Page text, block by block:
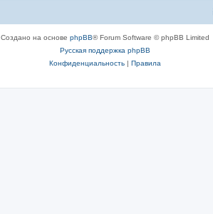
Создано на основе phpBB® Forum Software © phpBB Limited
Русская поддержка phpBB
Конфиденциальность| Правила